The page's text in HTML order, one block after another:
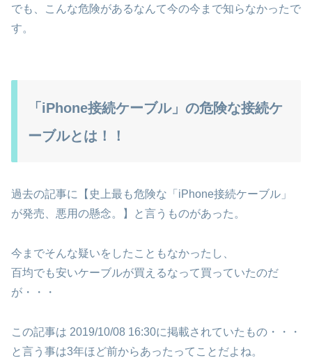
でも、こんな危険があるなんて今の今まで知らなかったで
す。
「iPhone接続ケーブル」の危険な接続ケ
ーブルとは！！
過去の記事に【史上最も危険な「iPhone接続ケーブル」
が発売、悪用の懸念。】と言うものがあった。
今までそんな疑いをしたこともなかったし、
百均でも安いケーブルが買えるなって買っていたのだ
が・・・
この記事は 2019/10/08 16:30に掲載されていたもの・・・
と言う事は3年ほど前からあったってことだよね。